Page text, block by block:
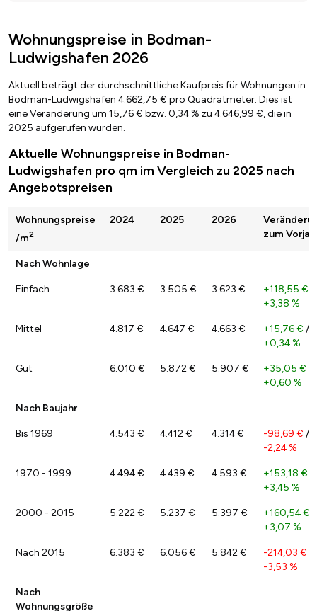
Wohnungspreise in Bodman-
Ludwigshafen 2026
Aktuell beträgt der durchschnittliche Kaufpreis für Wohnungen in
Bodman-Ludwigshafen 4.662,75 € pro Quadratmeter. Dies ist
eine Veränderung um 15,76 € bzw. 0,34 % zu 4.646,99 €, die in
2025 aufgerufen wurden.
Aktuelle Wohnungspreise in Bodman-
Ludwigshafen pro qm im Vergleich zu 2025 nach
Angebotspreisen
Wohnungspreise
/m2
2024 2025 2026
zum
Nach Wohnlage
Einfach 3.683 € 3.505 € 3.623 € +118,55 €
+3,38 %
Mittel 4.817 € 4.647 € 4.663 € +15,76 € /
+0,34 %
Gut 6.010 € 5.872 € 5.907 € +35,05 €
+0,60 %
Nach Baujahr
Bis 1969 4.543 € 4.412 € 4.314 € -98,69 € /
-2,24 %
1970 - 1999 4.494 € 4.439 € 4.593 € +153,18 €
+3,45 %
2000 - 2015 5.222 € 5.237 € 5.397 € +160,54 €
+3,07 %
Nach 2015 6.383 € 6.056 € 5.842 € -214,03 €
-3,53 %
Nach
Wohnungsgröße